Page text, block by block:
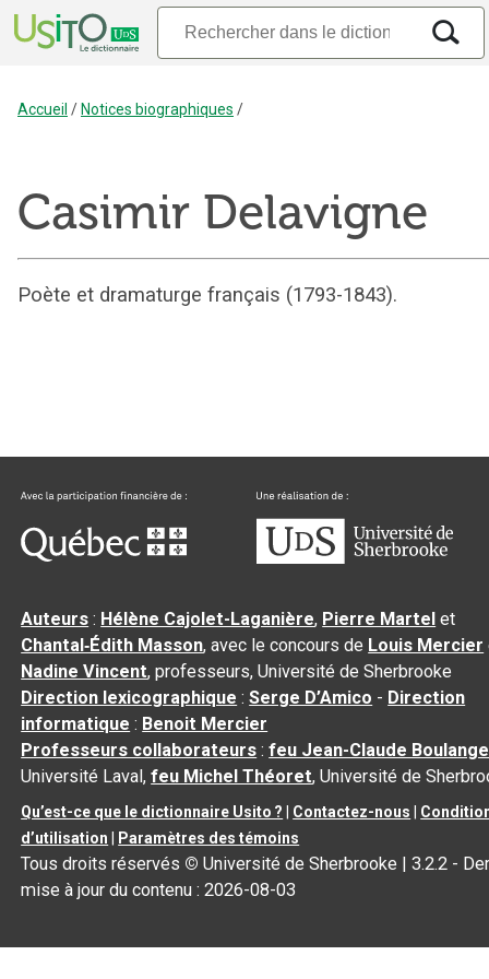
Accueil /Notices biographiques /
Casimir Delavigne
Poète et dramaturge français (1793-1843).
Auteurs : Hélène Cajolet-Laganière, Pierre Martel et
Chantal‑Édith Masson, avec le concours de Louis Mercier
Nadine Vincent, professeurs, Université de Sherbrooke
Direction lexicographique :Serge D’Amico - Direction
informatique : Benoit Mercier
Professeurs collaborateurs :feu Jean-Claude
Université Laval,feu Michel Théoret, Université de
Qu’est-ce que le dictionnaire Usito ? Contactez-nous
d’utilisation
Paramètres des témoins
Tous droits réservés © Université de Sherbrooke |3.2.2 -
mise à jour du contenu :2026-08-03